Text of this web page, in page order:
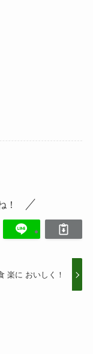
！
楽に おいしく！